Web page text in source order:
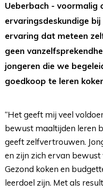
Ueberbach - voormalig
ervaringsdeskundige
ervaring dat meteen
geen
jongeren die we
goedkoop te leren
“Het geeft mij veel
bewust maaltijden leren
geeft zelfvertrouwen.
en zijn zich ervan
Gezond koken en
leerdoel zijn. Met als